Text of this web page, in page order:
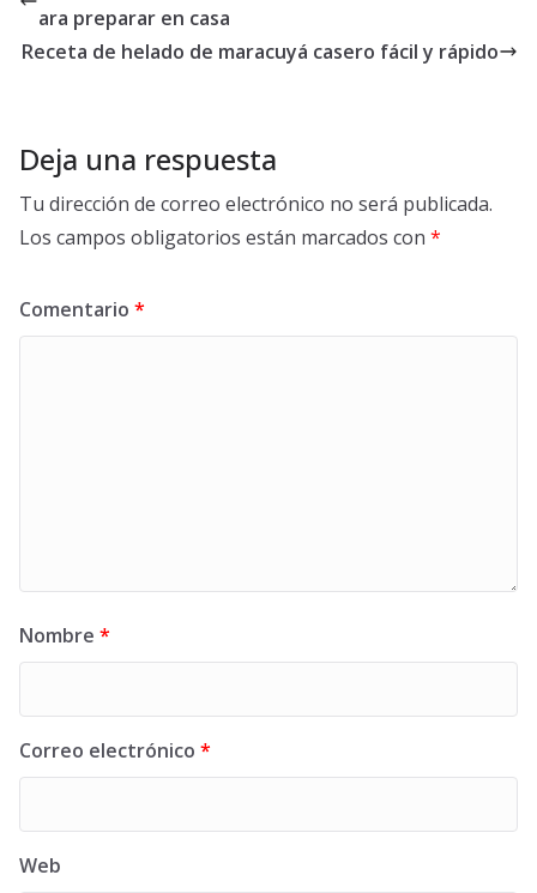
ara preparar en casa
Receta de helado de maracuyá casero fácil y rápido
Deja una respuesta
Tu dirección de correo electrónico no será publicada.
Los campos obligatorios están marcados con *
Comentario *
Nombre *
Correo electrónico *
Web